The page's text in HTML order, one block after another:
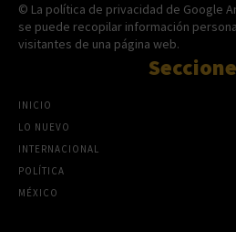
© La política de privacidad de Google
se puede recopilar información
visitantes de una página web.
INICIO
LO NUEVO
INTERNACIONAL
POLÍTICA
MÉXICO